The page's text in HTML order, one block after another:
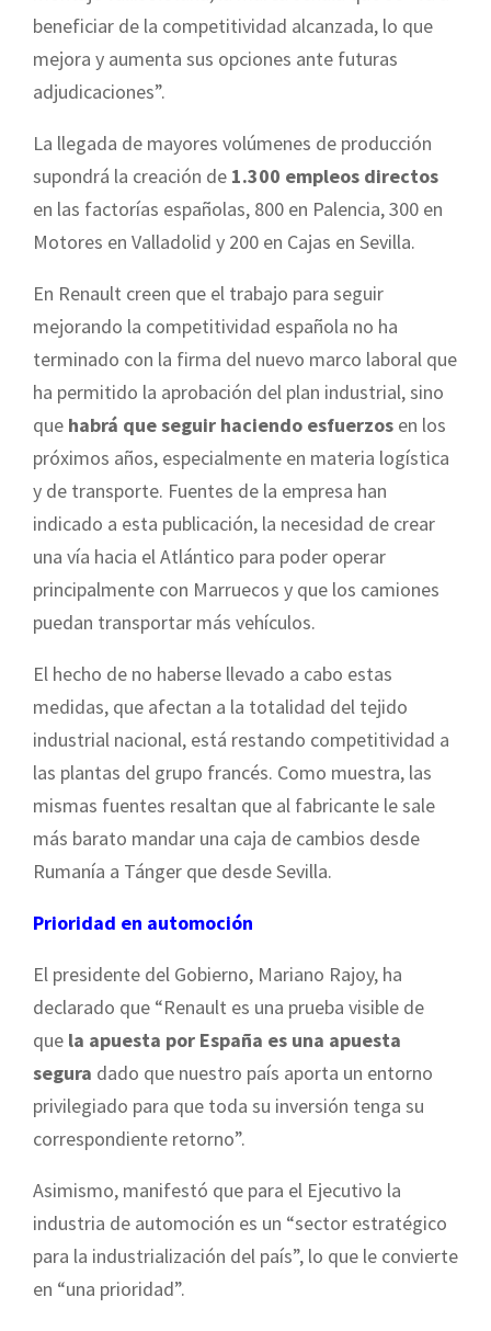
beneficiar de la competitividad alcanzada, lo que
mejora y aumenta sus opciones ante futuras
adjudicaciones”.
La llegada de mayores volúmenes de producción
supondrá la creación de 1.300 empleos directos
en las factorías españolas, 800 en Palencia, 300 en
Motores en Valladolid y 200 en Cajas en Sevilla.
En Renault creen que el trabajo para seguir
mejorando la competitividad española no ha
terminado con la firma del nuevo marco laboral que
ha permitido la aprobación del plan industrial, sino
que habrá que seguir haciendo esfuerzos en los
próximos años, especialmente en materia logística
y de transporte. Fuentes de la empresa han
indicado a esta publicación, la necesidad de crear
una vía hacia el Atlántico para poder operar
principalmente con Marruecos y que los camiones
puedan transportar más vehículos.
El hecho de no haberse llevado a cabo estas
medidas, que afectan a la totalidad del tejido
industrial nacional, está restando competitividad a
las plantas del grupo francés. Como muestra, las
mismas fuentes resaltan que al fabricante le sale
más barato mandar una caja de cambios desde
Rumanía a Tánger que desde Sevilla.
Prioridad en automoción
El presidente del Gobierno, Mariano Rajoy, ha
declarado que “Renault es una prueba visible de
que la apuesta por España es una apuesta
segura dado que nuestro país aporta un entorno
privilegiado para que toda su inversión tenga su
correspondiente retorno”.
Asimismo, manifestó que para el Ejecutivo la
industria de automoción es un “sector estratégico
para la industrialización del país”, lo que le convierte
en “una prioridad”.